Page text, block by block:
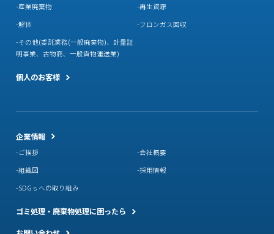
産業廃棄物
再生資源
解体
フロンガス回収
その他(委託業務(一般廃棄物)、計量証
明事業、古物商、一般貨物運送業)
個人のお客様
企業情報
ご挨拶
会社概要
組織図
採用情報
SDGｓへの取り組み
ゴミ処理・廃棄物処理に困ったら